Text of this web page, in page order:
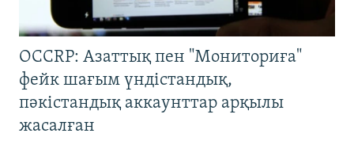
OCCRP: Азаттық пен "Мониториға"
фейк шағым үндістандық,
пәкістандық аккаунттар арқылы
жасалған